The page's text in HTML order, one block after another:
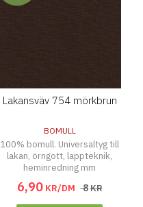
Lakansväv 754 mörkbrun
BOMULL
100% bomull. Universaltyg till
lakan, örngott, lappteknik,
heminredning mm
6,90 KR/DM 8KR